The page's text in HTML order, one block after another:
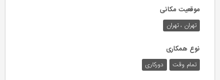
موقعیت مکانی
تهران ، تهران
نوع همکاری
تمام وقت دورکاری